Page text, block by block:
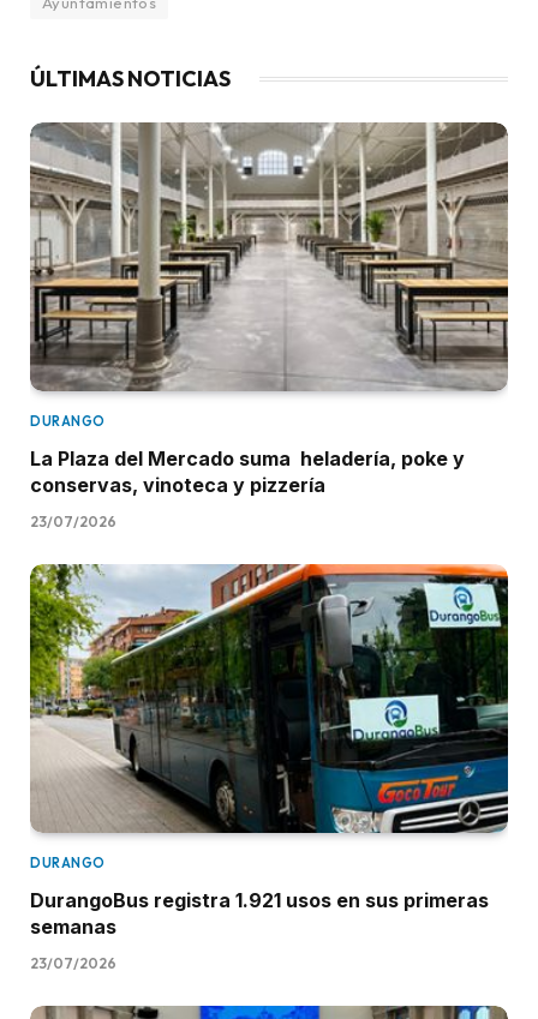
ÚLTIMAS NOTICIAS
DURANGO
La Plaza del Mercado suma heladería, poke y
conservas, vinoteca y pizzería
23/07/2026
DURANGO
DurangoBus registra 1.921 usos en sus primeras
semanas
23/07/2026